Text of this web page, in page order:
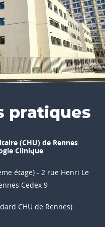
pratiques
(CHU) de Rennes
Clinique
étage) - 2 rue Henri Le
Cedex 9
CHU de Rennes)